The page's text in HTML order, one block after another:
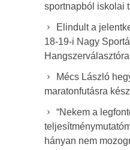
sportnapból iskolai
Elindult a
18-19-i Nagy
Mécs László
maratonfutásra
“Nekem a
hányan nem